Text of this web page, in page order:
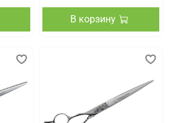
В корзину